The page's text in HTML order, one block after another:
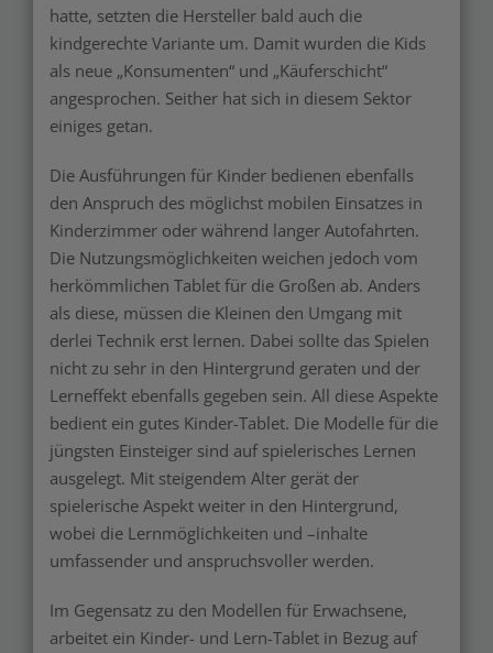
hatte, setzten die Hersteller bald auch die
kindgerechte Variante um. Damit wurden die Kids
als neue „Konsumenten“ und „Käuferschicht“
angesprochen. Seither hat sich in diesem Sektor
einiges getan.
Die Ausführungen für Kinder bedienen ebenfalls
den Anspruch des möglichst mobilen Einsatzes in
Kinderzimmer oder während langer Autofahrten.
Die Nutzungsmöglichkeiten weichen jedoch vom
herkömmlichen Tablet für die Großen ab. Anders
als diese, müssen die Kleinen den Umgang mit
derlei Technik erst lernen. Dabei sollte das Spielen
nicht zu sehr in den Hintergrund geraten und der
Lerneffekt ebenfalls gegeben sein. All diese Aspekte
bedient ein gutes Kinder-Tablet. Die Modelle für die
jüngsten Einsteiger sind auf spielerisches Lernen
ausgelegt. Mit steigendem Alter gerät der
spielerische Aspekt weiter in den Hintergrund,
wobei die Lernmöglichkeiten und –inhalte
umfassender und anspruchsvoller werden.
Im Gegensatz zu den Modellen für Erwachsene,
arbeitet ein Kinder- und Lern-Tablet in Bezug auf